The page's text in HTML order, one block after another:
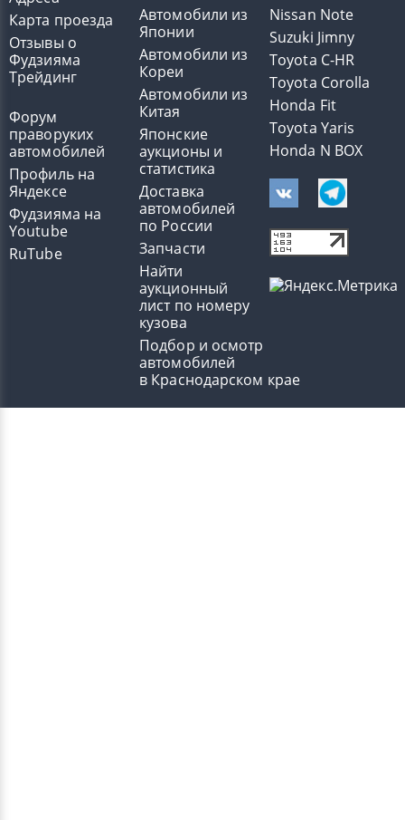
Карта проезда
Отзывы о
Фудзияма
Трейдинг
Форум
праворуких
автомобилей
Профиль на
Яндексе
Фудзияма на
Youtube
RuTube
Автомобили из
Японии
Автомобили из
Кореи
Автомобили из
Китая
Японские
аукционы и
статистика
Доставка
автомобилей
по России
Запчасти
Найти
аукционный
лист по номеру
кузова
Подбор и осмотр
автомобилей
в Краснодарском крае
Nissan Note
Suzuki Jimny
Toyota C-HR
Toyota Corolla
Honda Fit
Toyota Yaris
Honda N BOX